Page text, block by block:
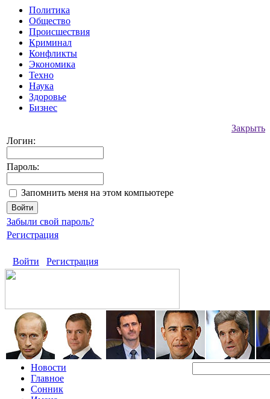
Политика
Общество
Происшествия
Криминал
Конфликты
Экономика
Техно
Наука
Здоровье
Бизнес
Закрыть
Логин:
Пароль:
Запомнить меня на этом компьютере
Забыли свой пароль?
Регистрация
Войти Регистрация
Новости
Главное
Сонник